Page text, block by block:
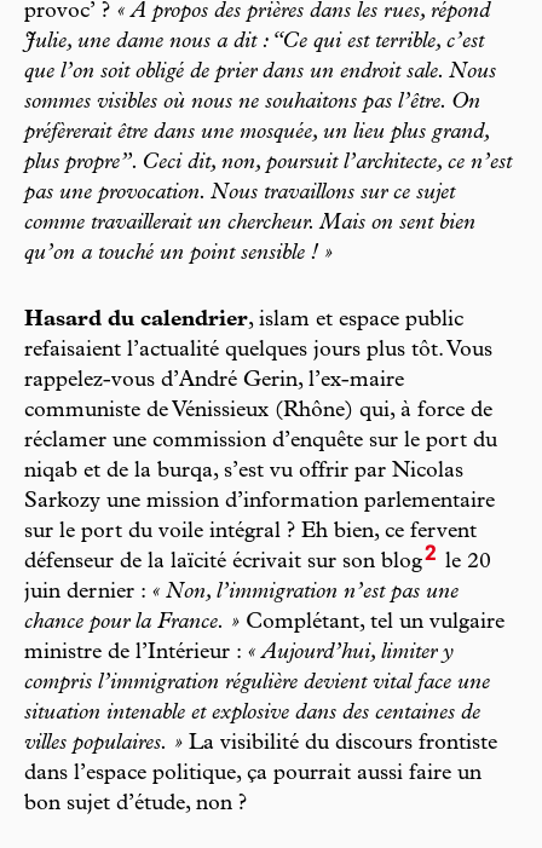
provoc’ ? « À propos des prières dans les rues, répond
Julie, une dame nous a dit : “Ce qui est terrible, c’est
que l’on soit obligé de prier dans un endroit sale. Nous
sommes visibles où nous ne souhaitons pas l’être. On
préfèrerait être dans une mosquée, un lieu plus grand,
plus propre”. Ceci dit, non, poursuit l’architecte, ce n’est
pas une provocation. Nous travaillons sur ce sujet
comme travaillerait un chercheur. Mais on sent bien
qu’on a touché un point sensible ! »
Hasard du calendrier, islam et espace public
refaisaient l’actualité quelques jours plus tôt. Vous
rappelez-vous d’André Gerin, l’ex-maire
communiste de Vénissieux (Rhône) qui, à force de
réclamer une commission d’enquête sur le port du
niqab et de la burqa, s’est vu offrir par Nicolas
Sarkozy une mission d’information parlementaire
sur le port du voile intégral ? Eh bien, ce fervent
défenseur de la laïcité écrivait sur son blog2 le 20
juin dernier : « Non, l’immigration n’est pas une
chance pour la France. » Complétant, tel un vulgaire
ministre de l’Intérieur : « Aujourd’hui, limiter y
compris l’immigration régulière devient vital face une
situation intenable et explosive dans des centaines de
villes populaires. » La visibilité du discours frontiste
dans l’espace politique, ça pourrait aussi faire un
bon sujet d’étude, non ?